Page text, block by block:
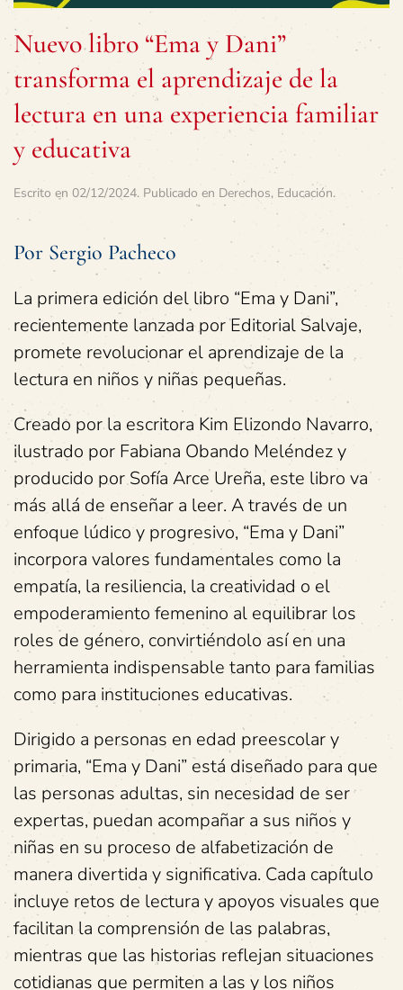
Nuevo libro “Ema y Dani”
transforma el aprendizaje de la
lectura en una experiencia familiar
y educativa
Escrito en 02/12/2024. Publicado en Derechos, Educación.
Por Sergio Pacheco
La primera edición del libro “Ema y Dani”,
recientemente lanzada por Editorial Salvaje,
promete revolucionar el aprendizaje de la
lectura en niños y niñas pequeñas.
Creado por la escritora Kim Elizondo Navarro,
ilustrado por Fabiana Obando Meléndez y
producido por Sofía Arce Ureña, este libro va
más allá de enseñar a leer. A través de un
enfoque lúdico y progresivo, “Ema y Dani”
incorpora valores fundamentales como la
empatía, la resiliencia, la creatividad o el
empoderamiento femenino al equilibrar los
roles de género, convirtiéndolo así en una
herramienta indispensable tanto para familias
como para instituciones educativas.
Dirigido a personas en edad preescolar y
primaria, “Ema y Dani” está diseñado para que
las personas adultas, sin necesidad de ser
expertas, puedan acompañar a sus niños y
niñas en su proceso de alfabetización de
manera divertida y significativa. Cada capítulo
incluye retos de lectura y apoyos visuales que
facilitan la comprensión de las palabras,
mientras que las historias reflejan situaciones
cotidianas que permiten a las y los niños